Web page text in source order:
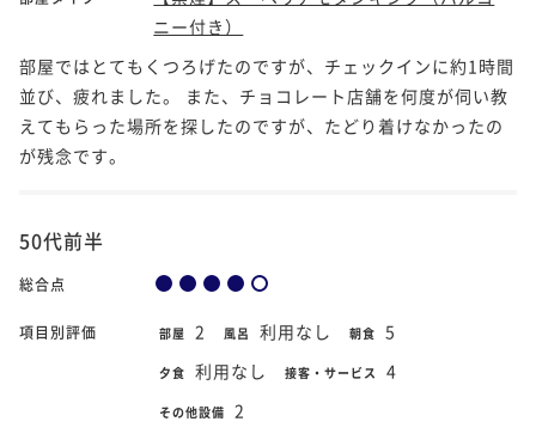
ニー付き）
部屋ではとてもくつろげたのですが、チェックインに約1時間
並び、疲れました。 また、チョコレート店舗を何度が伺い教
えてもらった場所を探したのですが、たどり着けなかったの
が残念です。
50代前半
総合点
項目別評価 部屋 2 風呂 利用なし 朝食 5
夕食 利用なし 接客・サービス 4
その他設備 2